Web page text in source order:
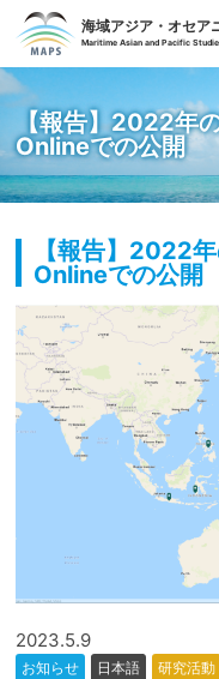
海域アジア・オセア
Maritime Asian and Pacific
【報告】2022
Onlineでの公開
【報告】2022
Onlineでの公開
2023.5.9
お知らせ 日本語 研究活動